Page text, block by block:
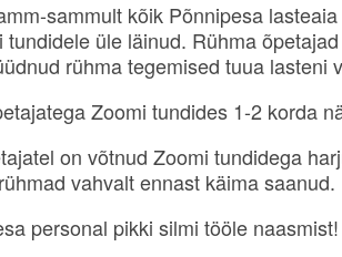
sammult kõik Põnnipesa
üle läinud. Rühma
rühma tegemised tuua lasteni
Zoomi tundides 1-2 korda
on võtnud Zoomi tundidega
vahvalt ennast käima saanud.
personal pikki silmi tööle naasmist!